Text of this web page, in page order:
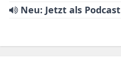
Neu: Jetzt als Podcast